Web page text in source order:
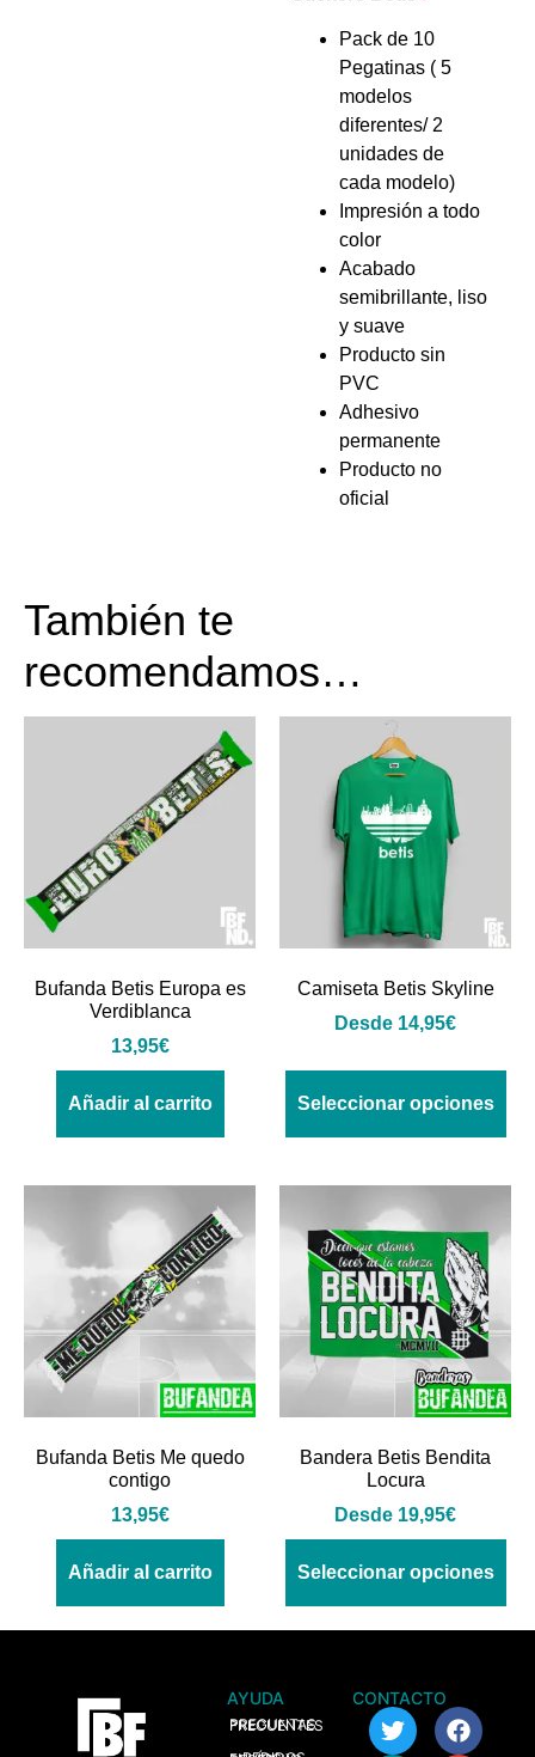
Pack de 10
Pegatinas ( 5
modelos
diferentes/ 2
unidades de
cada modelo)
Impresión a todo
color
Acabado
semibrillante, liso
y suave
Producto sin
PVC
Adhesivo
permanente
Producto no
oficial
También te
recomendamos…
Bufanda Betis Europa es
Verdiblanca
13,95€
Añadir al carrito
Camiseta Betis Skyline
Desde 14,95€
Seleccionar opciones
Bufanda Betis Me quedo
contigo
13,95€
Añadir al carrito
Bandera Betis Bendita
Locura
Desde 19,95€
Seleccionar opciones
AYUDA
> PREGUNTAS FRECUENTES
CONTACTO